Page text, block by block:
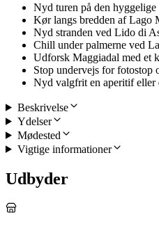
Nyd turen på den
Kør langs bredden af Lago
Nyd stranden ved Lido di
Chill under palmerne ved
Udforsk Maggiadal med et
Stop undervejs for fotostop
Nyd valgfrit en aperitif eller
Beskrivelse
Ydelser
Mødested
Vigtige informationer
Udbyder